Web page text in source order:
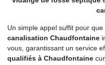
Un simple appel suffit pour que
canalisation Chaudfontaine
vous, garantissant un service
qualifiés à Chaudfontaine